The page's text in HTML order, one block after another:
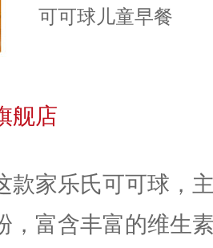
可可球儿童早餐
舰店
款家乐氏可可球，
，富含丰富的维生